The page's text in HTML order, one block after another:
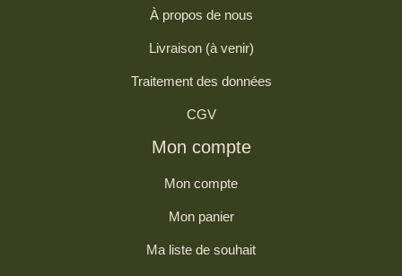
À propos de nous
Livraison (à venir)
Traitement des données
CGV
Mon compte
Mon compte
Mon panier
Ma liste de souhait